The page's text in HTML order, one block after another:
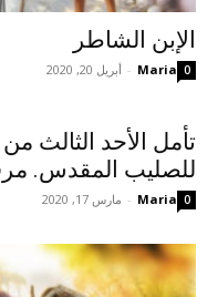
الإبن الشاطر
Maria
- أبريل 20, 2020 0
تأمل الأحد الثالث
للصليب المقدس.
Maria
- مارس 17, 2020 0